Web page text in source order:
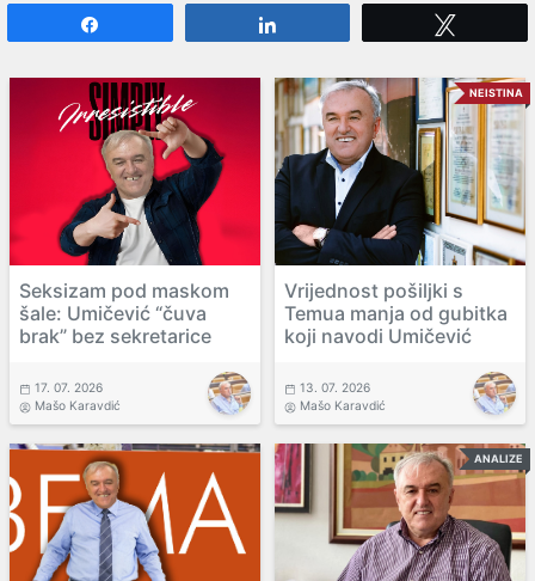
Seksizam pod maskom
šale: Umičević “čuva
brak” bez sekretarice
17. 07. 2026
Mašo Karavdić
NEISTINA
Vrijednost pošiljki s
Temua manja od gubitka
koji navodi Umičević
13. 07. 2026
Mašo Karavdić
ANALIZE